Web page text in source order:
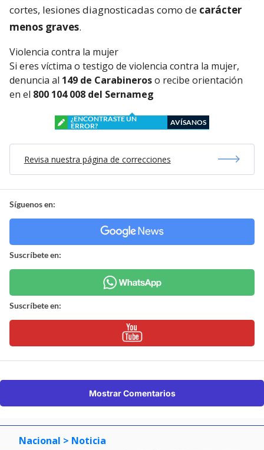
cortes, lesiones diagnosticadas como de carácter
menos graves.
Violencia contra la mujer
Si eres víctima o testigo de violencia contra la mujer,
denuncia al 149 de Carabineroso recibe orientación
en el 800 104 008 del Sernameg
¿ENCONTRASTE UN
ERROR?
AVÍSANOS
Revisa nuestra página de correcciones
Síguenos en:
Suscríbete en:
Suscríbete en:
Mostrar Comentarios
Nacional > Noticia